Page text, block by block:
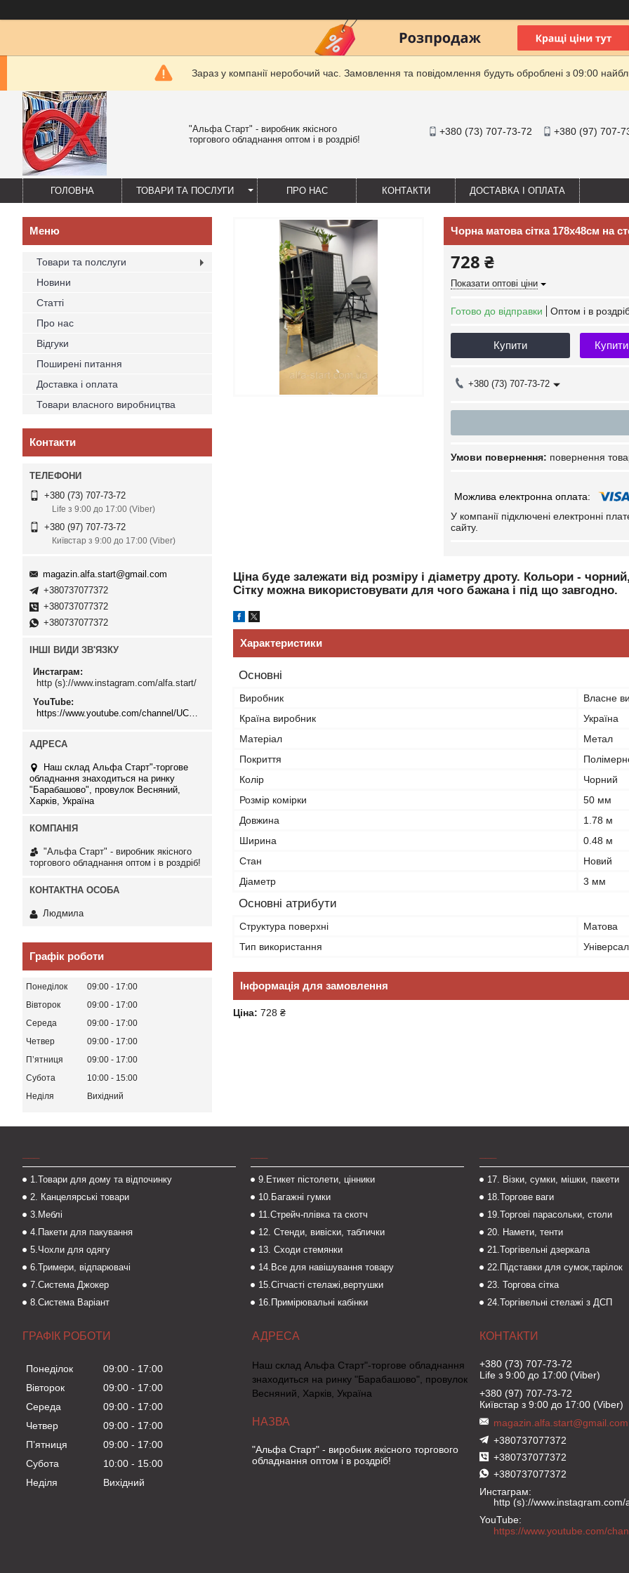
Зараз у компанії неробочий час. Замовлення та повідомлення будуть оброблені з 09:00
"Альфа Старт" - виробник якісного
торгового обладнання оптом і в роздріб!
+380 (73) 707-73-72 +380 (97) 707-
ГОЛОВНА ТОВАРИ ТА ПОСЛУГИ ПРО НАС КОНТАКТИ ДОСТАВКА І ОПЛАТА
Чорна матова сітка 178х48см на
728 ₴
Показати оптові ціни
Готово до відправки Оптом і в
Купити
+380 (73) 707-73-72
повернення
У компанії підключені електронні
сайту.
Ціна буде залежати від розміру і діаметру дроту. Кольори -
Сітку можна використовувати для чого бажана і під що завгодно.
Характеристики
Основні
Виробник
Власне
Країна виробник
Україна
Матеріал
Метал
Покриття
Колір
Чорний
Розмір комірки
50 мм
Довжина
1.78 м
Ширина
0.48 м
Стан
Новий
Діаметр
3 мм
Основні атрибути
Структура поверхні
Матова
Тип використання
Інформація для замовлення
Ціна: 728 ₴
Товари та полслуги
Новини
Статті
Про нас
Відгуки
Поширені питання
Доставка і оплата
Товари власного виробництва
Контакти
+380 (73) 707-73-72
Life з 9:00 до 17:00 (Viber)
+380 (97) 707-73-72
Київстар з 9:00 до 17:00 (Viber)
magazin.alfa.start@gmail.com
+380737077372
+380737077372
+380737077372
ІНШІ ВИДИ ЗВ'ЯЗКУ
Инстаграм
http (s)://www.instagram.com/alfa.start/
YouTube
Наш склад Альфа Старт"-торгове
обладнання знаходиться на ринку
"Барабашово", провулок Весняний,
Харків, Україна
"Альфа Старт" - виробник якісного
торгового обладнання оптом і в роздріб!
Людмила
Графік роботи
Понеділок 09:00
17:00
Вівторок
09:00
17:00
Середа
09:00
17:00
Четвер
09:00
17:00
Пʼятниця
09:00
17:00
Субота
10:00
15:00
Неділя
Вихідний
1.Товари для дому та відпочинку
2. Канцелярські товари
3.Меблі
4.Пакети для пакування
5.Чохли для одягу
6.Тримери, відпарювачі
7.Система Джокер
8.Система Варіант
9.Етикет пістолети, цінники
10.Багажні гумки
11.Стрейч-плівка та скотч
12. Стенди, вивіски, таблички
13. Сходи стемянки
14.Все для навішування товару
15.Сітчасті стелажі,вертушки
16.Примірювальні кабінки
17. Візки, сумки, мішки, пакети
18.Торгове ваги
19.Торгові парасольки, столи
20. Намети, тенти
21.Торгівельні дзеркала
22.Підставки для сумок,тарілок
23. Торгова сітка
24.Торгівельні стелажі з ДСП
ГРАФІК РОБОТИ
Понеділок 09:00
17:00
Вівторок
09:00
17:00
Середа
09:00
17:00
Четвер
09:00
17:00
Пʼятниця
09:00
17:00
Субота
10:00
15:00
Неділя
Вихідний
Наш склад Альфа Старт"-торгове обладнання
знаходиться на ринку "Барабашово", провулок
Весняний, Харків, Україна
"Альфа Старт" - виробник якісного торгового
обладнання оптом і в роздріб!
+380 (73) 707-73-72
Life з 9:00 до 17:00 (Viber)
+380 (97) 707-73-72
Київстар з 9:00 до 17:00 (Viber)
magazin.alfa.start@gmail.com
+380737077372
+380737077372
+380737077372
Инстаграм
http (s)://www.instagram.com/
YouTube